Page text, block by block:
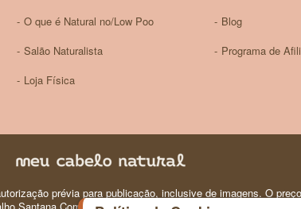
O que é Natural no/Low Poo
Salão Naturalista
Loja Física
Blog
Programa de
prévia para publicação, inclusive de imagens. O